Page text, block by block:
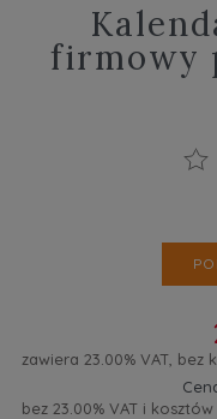
firmowy
zawiera 23.00% VAT, bez
bez 23.00% VAT i